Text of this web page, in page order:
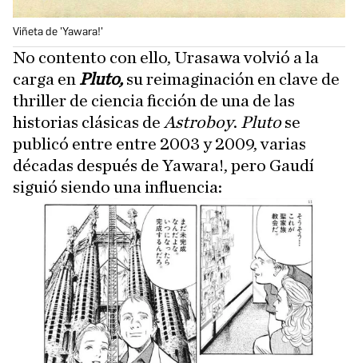
Viñeta de 'Yawara!'
No contento con ello, Urasawa volvió a la
carga enPluto,su reimaginación en clave de
thriller de ciencia ficción de una de las
historias clásicas deAstroboy. Plutose
publicó entre entre 2003 y 2009, varias
décadas después de Yawara!, pero Gaudí
siguió siendo una influencia: